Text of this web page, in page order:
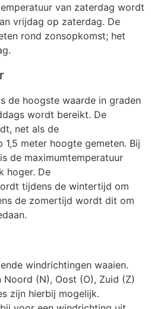
van zaterdag wordt
vrijdag op zaterdag. De
rond zonsopkomst; het
de hoogste waarde in graden
wordt bereikt. De
net als de
1,5 meter hoogte gemeten. Bij
de maximumtemperatuur
hoger. De
tijdens de wintertijd om
de zomertijd wordt dit om
windrichtingen waaien.
(N), Oost (O), Zuid (Z)
zijn hierbij mogelijk.